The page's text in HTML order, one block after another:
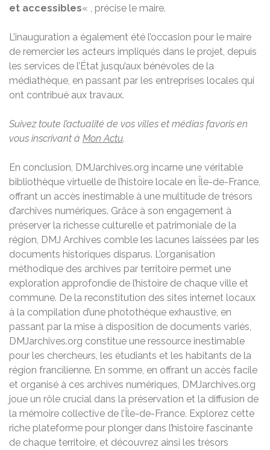
et accessibles« , précise le maire.
L’inauguration a également été l’occasion pour le maire
de remercier les acteurs impliqués dans le projet, depuis
les services de l’État jusqu’aux bénévoles de la
médiathèque, en passant par les entreprises locales qui
ont contribué aux travaux.
Suivez toute l’actualité de vos villes et médias favoris en
vous inscrivant à Mon Actu.
En conclusion, DMJarchives.org incarne une véritable
bibliothèque virtuelle de l’histoire locale en Île-de-France,
offrant un accès inestimable à une multitude de trésors
d’archives numériques. Grâce à son engagement à
préserver la richesse culturelle et patrimoniale de la
région, DMJ Archives comble les lacunes laissées par les
documents historiques disparus. L’organisation
méthodique des archives par territoire permet une
exploration approfondie de l’histoire de chaque ville et
commune. De la reconstitution des sites internet locaux
à la compilation d’une photothèque exhaustive, en
passant par la mise à disposition de documents variés,
DMJarchives.org constitue une ressource inestimable
pour les chercheurs, les étudiants et les habitants de la
région francilienne. En somme, en offrant un accès facile
et organisé à ces archives numériques, DMJarchives.org
joue un rôle crucial dans la préservation et la diffusion de
la mémoire collective de l’Île-de-France. Explorez cette
riche plateforme pour plonger dans l’histoire fascinante
de chaque territoire, et découvrez ainsi les trésors